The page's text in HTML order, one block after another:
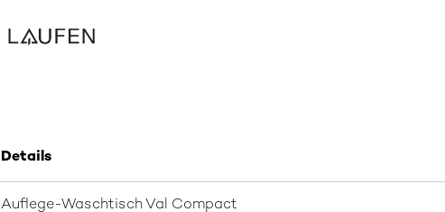
Details
Auflege-Waschtisch Val Compact